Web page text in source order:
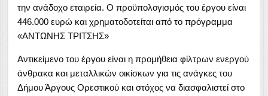
την ανάδοχο εταιρεία. Ο προϋπολογισμός του έργου είναι
446.000 ευρώ και χρηματοδοτείται από το πρόγραμμα
«ΑΝΤΩΝΗΣ ΤΡΙΤΣΗΣ»
Αντικείμενο του έργου είναι η προμήθεια φίλτρων ενεργού
άνθρακα και μεταλλικών οικίσκων για τις ανάγκες του
Δήμου Άργους Ορεστικού και στόχος να διασφαλιστεί στο